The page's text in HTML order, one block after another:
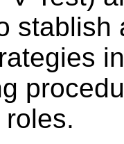
stablish